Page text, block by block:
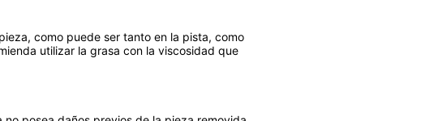
como puede ser tanto en la pista, como
utilizar la grasa con la viscosidad que